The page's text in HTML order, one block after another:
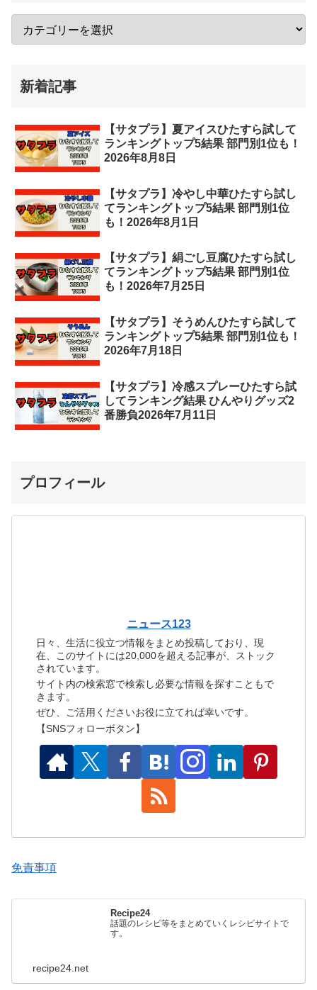
新着記事
【サタプラ】夏アイスひたすら試して
ランキングトップ5結果 部門別1位も！
2026年8月8日
【サタプラ】冷やし中華ひたすら試し
てランキングトップ5結果 部門別1位
も！2026年8月1日
【サタプラ】絹ごし豆腐ひたすら試し
てランキングトップ5結果 部門別1位
も！2026年7月25日
【サタプラ】そうめんひたすら試して
ランキングトップ5結果 部門別1位も！
2026年7月18日
【サタプラ】冷感スプレーひたすら試
してランキング結果 ひんやりグッズ2
番勝負2026年7月11日
プロフィール
ニュース123
日々、生活に役立つ情報をまとめ投稿しており、現
在、このサイトには20,000を超える記事が、ストック
されています。
サイト内の検索窓で検索し必要な情報を探すこともで
きます。
ぜひ、ご活用くださいお役に立てれば幸いです。
【SNSフォローボタン】
免責事項
Recipe24
話題のレシピ等をまとめていくレシピサイトで
す。
recipe24.net